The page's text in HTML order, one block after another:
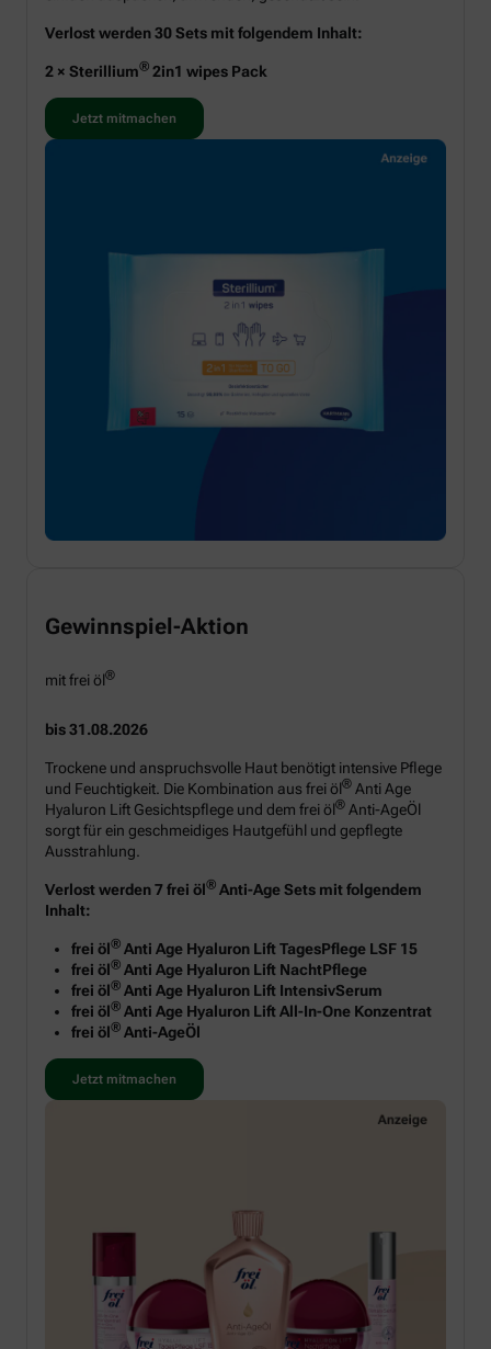
Verlost werden 30 Sets mit folgendem Inhalt:
2 × Sterillium® 2in1 wipes Pack
Jetzt mitmachen
Gewinnspiel-Aktion
mit frei öl®
bis 31.08.2026
Trockene und anspruchsvolle Haut benötigt intensive Pflege
und Feuchtigkeit. Die Kombination aus frei öl® Anti Age
Hyaluron Lift Gesichtspflege und dem frei öl® Anti-AgeÖl
sorgt für ein geschmeidiges Hautgefühl und gepflegte
Ausstrahlung.
Verlost werden 7 frei öl® Anti-Age Sets mit folgendem
Inhalt:
frei öl® Anti Age Hyaluron Lift TagesPflege LSF 15
frei öl® Anti Age Hyaluron Lift NachtPflege
frei öl® Anti Age Hyaluron Lift IntensivSerum
frei öl® Anti Age Hyaluron Lift All-In-One Konzentrat
frei öl® Anti-AgeÖl
Jetzt mitmachen